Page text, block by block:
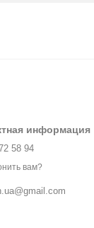
информация
58 94
вам?